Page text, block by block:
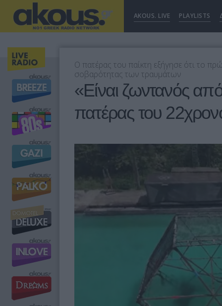
AKOUS. LIVE PLAYLISTS
Ο πατέρας του παίκτη εξήγησε ότι το
σοβαρότητας των τραυμάτων
«Είναι ζωντανός
πατέρας του